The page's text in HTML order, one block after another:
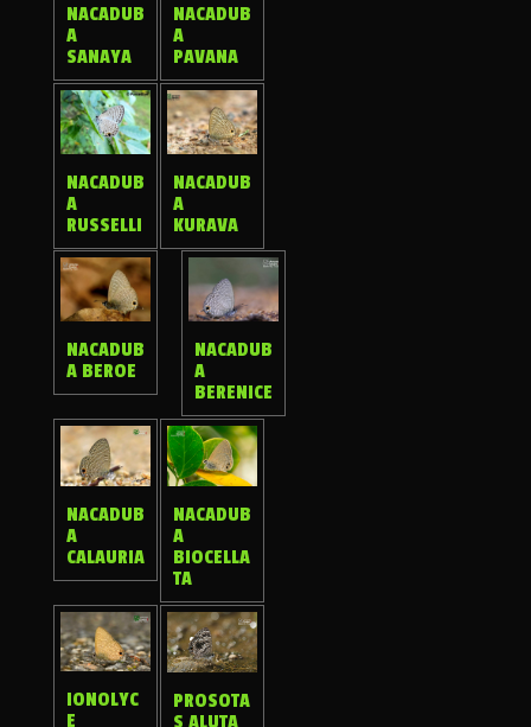
NACADUB
A
SANAYA
NACADUB
A
PAVANA
NACADUB
A
RUSSELLI
NACADUB
A
KURAVA
NACADUB
A BEROE
NACADUB
A
BERENICE
NACADUB
A
CALAURIA
NACADUB
A
BIOCELLA
TA
IONOLYC
E
PROSOTA
S ALUTA